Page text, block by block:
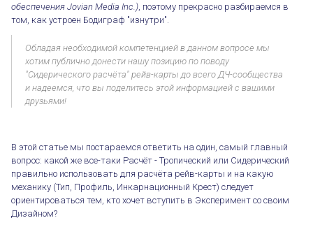
обеспечения Jovian Media Inc.) , поэтому прекрасно разбираемся в
том, как устроен Бодиграф "изнутри".
Обладая необходимой компетенцией в данном вопросе мы
хотим публично донести нашу позицию по поводу
"Сидерического расчёта" рейв-карты до всего ДЧ-сообщества
и надеемся, что вы поделитесь этой информацией с вашими
друзьями!
В этой статье мы постараемся ответить на один, самый главный
вопрос: какой же все-таки Расчёт - Тропический или Сидерический
правильно использовать для расчёта рейв-карты и на какую
механику (Тип, Профиль, Инкарнационный Крест) следует
ориентироваться тем, кто хочет вступить в Эксперимент со своим
Дизайном?